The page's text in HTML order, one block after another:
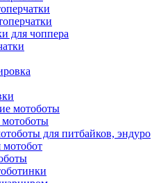
для чоппера
мотоботы
для питбайков, эндуро
мотобот